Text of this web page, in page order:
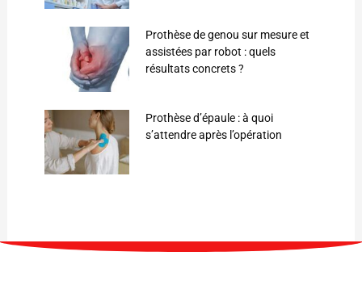
Prothèse de genou sur mesure et
assistées par robot : quels
résultats concrets ?
Prothèse d’épaule : à quoi
s’attendre après l’opération